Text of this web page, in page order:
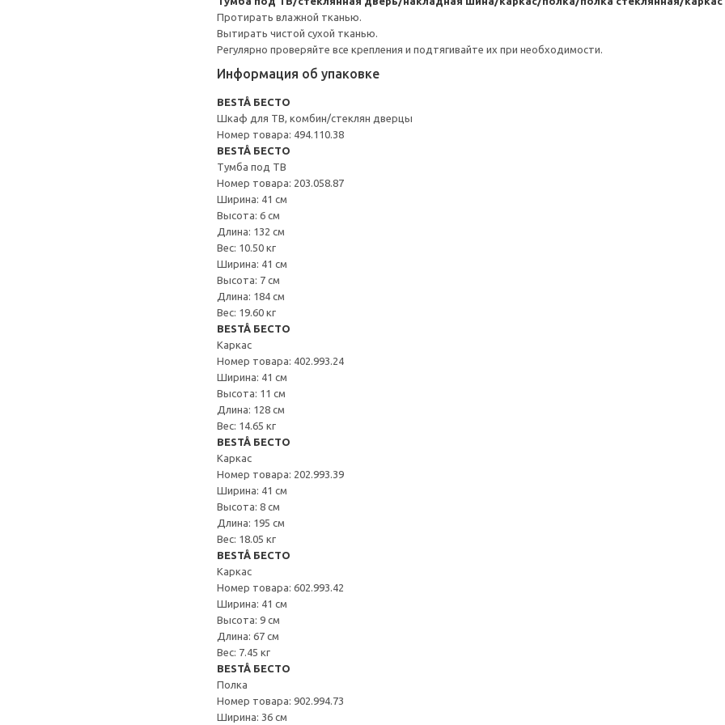
Протирать влажной тканью.
Вытирать чистой сухой тканью.
Регулярно проверяйте все крепления и подтягивайте их при необходимости.
Информация об упаковке
BESTÅ БЕСТО
Шкаф для ТВ, комбин/стеклян дверцы
Номер товара: 494.110.38
BESTÅ БЕСТО
Тумба под ТВ
Номер товара: 203.058.87
Ширина: 41 см
Высота: 6 см
Длина: 132 см
Вес: 10.50 кг
Ширина: 41 см
Высота: 7 см
Длина: 184 см
Вес: 19.60 кг
BESTÅ БЕСТО
Каркас
Номер товара: 402.993.24
Ширина: 41 см
Высота: 11 см
Длина: 128 см
Вес: 14.65 кг
BESTÅ БЕСТО
Каркас
Номер товара: 202.993.39
Ширина: 41 см
Высота: 8 см
Длина: 195 см
Вес: 18.05 кг
BESTÅ БЕСТО
Каркас
Номер товара: 602.993.42
Ширина: 41 см
Высота: 9 см
Длина: 67 см
Вес: 7.45 кг
BESTÅ БЕСТО
Полка
Номер товара: 902.994.73
Ширина: 36 см